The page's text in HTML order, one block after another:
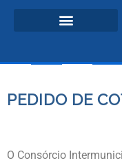
PEDIDO DE
O Consórcio